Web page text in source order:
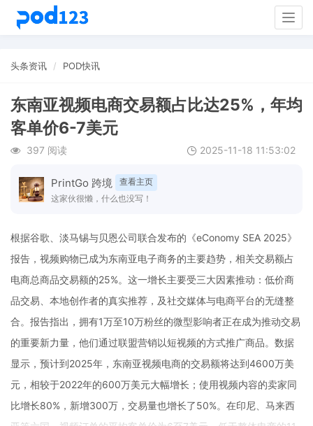
头条资讯 POD快讯
东南亚视频电商交易额占比达25%，年均
客单价6-7美元
397 阅读 2025-11-18 11:53:02
PrintGo 跨境
查看主页
这家伙很懒，什么也没写！
根据谷歌、淡马锡与贝恩公司联合发布的《eConomy SEA 2025》
报告，视频购物已成为东南亚电子商务的主要趋势，相关交易额占
电商总商品交易额的25%。这一增长主要受三大因素推动：低价商
品交易、本地创作者的真实推荐，及社交媒体与电商平台的无缝整
合。报告指出，拥有1万至10万粉丝的微型影响者正在成为推动交易
的重要新力量，他们通过联盟营销以短视频的方式推广商品。数据
显示，预计到2025年，东南亚视频电商的交易额将达到4600万美
元，相较于2022年的600万美元大幅增长；使用视频内容的卖家同
比增长80%，新增300万，交易量也增长了50%。在印尼、马来西